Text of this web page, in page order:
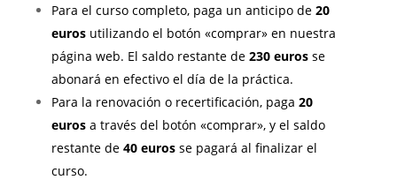
Para el curso completo, paga un anticipo de 20
eurosutilizando el botón «comprar» en nuestra
página web. El saldo restante de 230 eurosse
abonará en efectivo el día de la práctica.
Para la renovación o recertificación, paga 20
eurosa través del botón «comprar», y el saldo
restante de 40 eurosse pagará al finalizar el
curso.